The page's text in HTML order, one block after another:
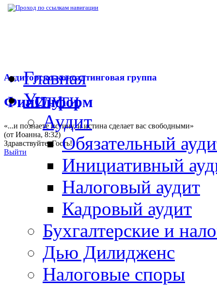
Аудиторско-консалтинговая группа
ФинИнформ
«...и познаете истину, и истина сделает вас свободными»
(от Иоанна, 8:32)
Здравствуйте,Гость!
Выйти
Главная
Услуги
Аудит
Обязательный
Инициативный
Налоговый аудит
Кадровый аудит
Бухгалтерские и
Дью Дилидженс
Налоговые споры